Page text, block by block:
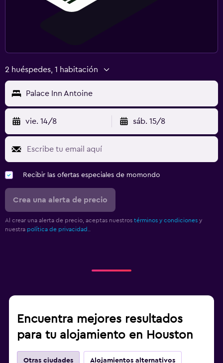
2 huéspedes, 1 habitación
Palace Inn Antoine
vie. 14/8 sáb. 15/8
Recibir las ofertas especiales de momondo
Crea una alerta de precio
Al crear una alerta de precio, aceptas nuestros términos y condiciones y
nuestra política de privacidad.
Encuentra mejores resultados
para tu alojamiento en Houston
Otras ciudades Alojamientos alternativos